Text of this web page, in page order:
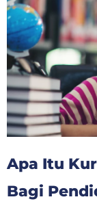
Apa Itu
Bagi